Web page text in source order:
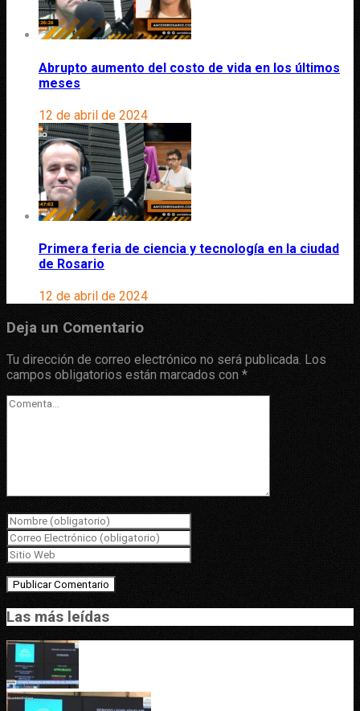
Abrupto aumento del costo de vida en los últimos
meses
12 de abril de 2024
Primera feria de ciencia y tecnología en la ciudad
de Rosario
12 de abril de 2024
Deja un Comentario
Tu dirección de correo electrónico no será publicada. Los
campos obligatorios están marcados con *
Las más leídas